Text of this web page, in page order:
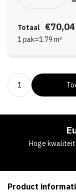
Totaal €70,04
1 pak=1.79 m²
Hoge kwaliteit
Product